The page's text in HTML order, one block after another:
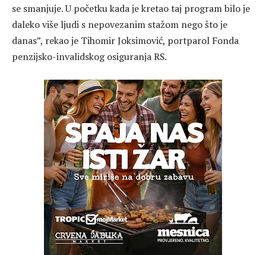
se smanjuje. U početku kada je kretao taj program bilo je
daleko više ljudi s nepovezanim stažom nego što je
danas”, rekao je Tihomir Joksimović, portparol Fonda
penzijsko-invalidskog osiguranja RS.